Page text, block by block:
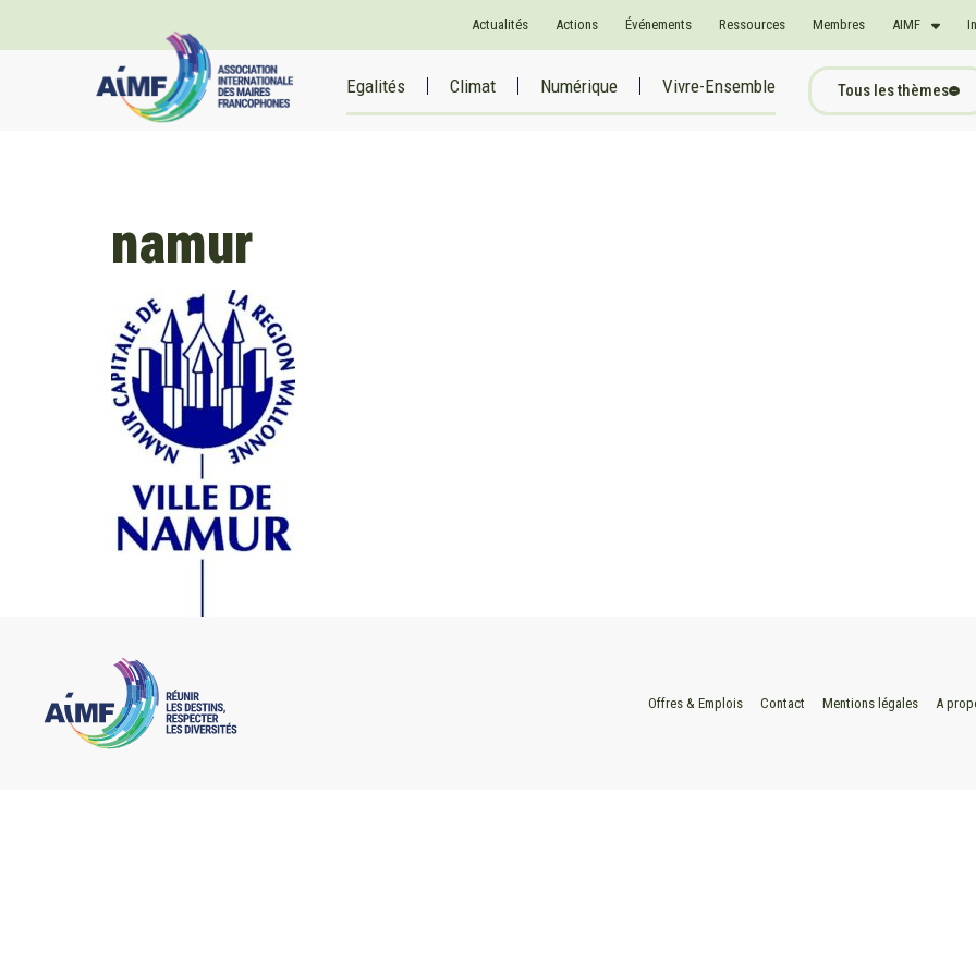
Actualités Actions Événements Ressources Membres AIMF
Egalités Climat Numérique Vivre-Ensemble Tous les thèmes
namur
Offres & Emplois Contact Mentions légales A